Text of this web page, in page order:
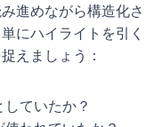
進めながら構造化さ
にハイライトを引く
えましょう：
ていたか？